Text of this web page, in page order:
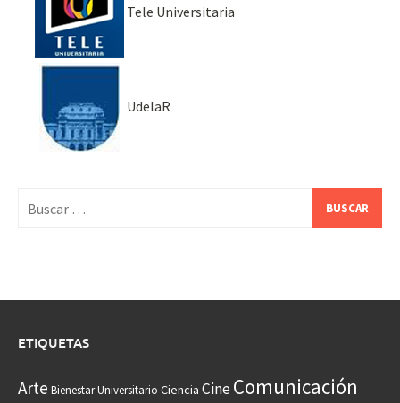
Tele Universitaria
UdelaR
ETIQUETAS
Arte Bienestar Universitario Ciencia CineComunicación